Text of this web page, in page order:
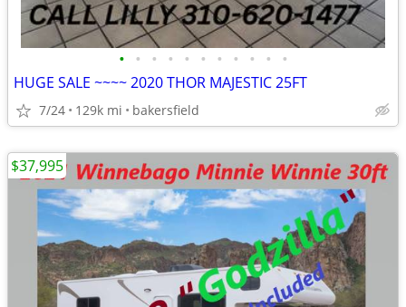
• • • • • • • • • • •
HUGE SALE ~~~~ 2020 THOR MAJESTIC 25FT
7/24 129k mi bakersfield
$37,995